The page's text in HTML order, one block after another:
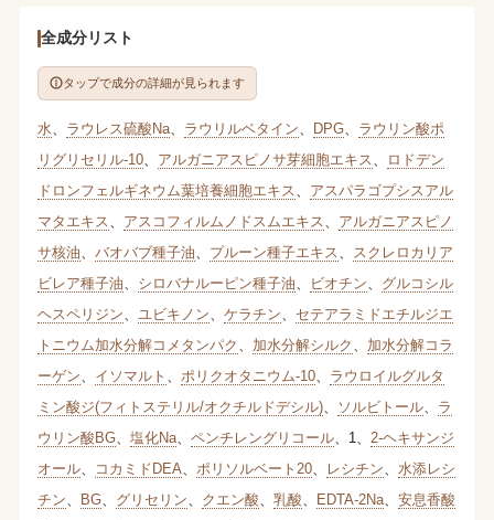
全成分リスト
タップで成分の詳細が見られます
水 ラウレス硫酸Na、 ラウリルベタイン DPG、 ラウリン酸ポ
リグリセリル-10、 アルガニアスピノサ芽細胞エキス
ロドデン
ドロンフェルギネウム葉培養細胞エキス
アスパラゴプシスアル
マタエキス
アスコフィルムノドスムエキス
アルガニアスピノ
サ核油
バオバブ種子油 プルーン種子エキス
スクレロカリア
ビレア種子油
シロバナルーピン種子油 ビオチン
グルコシル
ヘスペリジン
ユビキノン ケラチン
セテアラミドエチルジエ
トニウム加水分解コメタンパク
加水分解シルク
加水分解コラ
ーゲン
イソマルト ポリクオタニウム-10、 ラウロイルグルタ
ミン酸ジ(フィトステリル/オクチルドデシル)、 ソルビトール、 ラ
ウリン酸BG、 塩化Na、 ペンチレングリコール、 1
2-ヘキサンジ
オール、 コカミドDEA ポリソルベート20、 レシチン
水添レシ
チン
BG、 グリセリン クエン酸 乳酸 EDTA-2Na、 安息香酸